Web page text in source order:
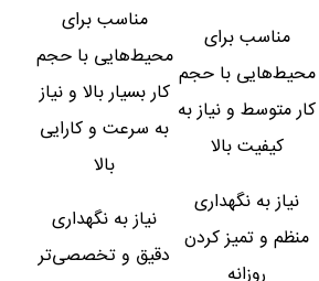
مناسب برای
محیط‌هایی با حجم
کار متوسط و نیاز به
کیفیت بالا
مناسب برای
محیط‌هایی با حجم
کار بسیار بالا و نیاز
به سرعت و کارایی
بالا
نیاز به نگهداری
منظم و تمیز کردن
روزانه
نیاز به نگهداری
دقیق و تخصصی‌تر